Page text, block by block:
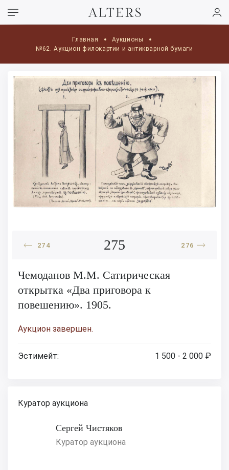
Главная
Аукционы
№62. Аукцион филокартии и антикварной бумаги
274 275 276
Чемоданов М.М. Сатирическая
открытка «Два приговора к
повешению». 1905.
Аукцион завершен.
Эстимейт: 1 500 - 2 000 ₽
Куратор аукциона
Сергей Чистяков
Куратор аукциона